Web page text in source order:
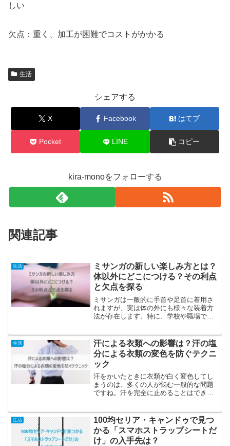
しい
欠点：重く、加工が困難でコストがかかる
生活
シェアする
X Facebook はてブ
Pocket LINE コピー
kira-monoをフォローする
関連記事
生活
ミサンガの新しい楽しみ方とは？
体以外にどこにつける？その利点
と欠点を探る
ミサンガは一般的に手首や足首に着用さ
れますが、実は体の外にも様々な装着方
法が存在します。特に、学校や職場でア
考えられます。この記事では、体の外に
ミサンガを装着するおすすめ...
生活
汗による衣類への影響は？汗の塩
分による衣類の変色を防ぐテクニ
ック
汗をかいたときに衣類が白く変色してし
まうのは、多くの人が悩む一般的な問題
ですね。汗を完全に止めることはできま
に残る汗の塩分は避けられない自然な反
応なので、それについては...
生活
100均セリア・キャンドゥで見つ
かる「スマホストラップシートだ
け」の入手先は？